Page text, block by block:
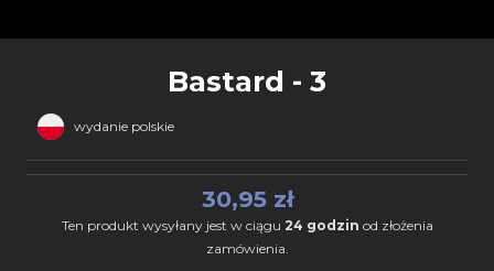
Bastard - 3
wydanie polskie
30,95 zł
Ten produkt wysyłany jest w ciągu 24 godzin od złożenia
zamówienia.